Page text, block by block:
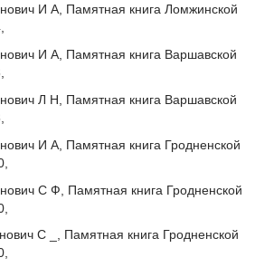
И А, Памятная книга Ломжинской
И А, Памятная книга Варшавской
Л Н, Памятная книга Варшавской
И А, Памятная книга Гродненской
С Ф, Памятная книга Гродненской
С _, Памятная книга Гродненской